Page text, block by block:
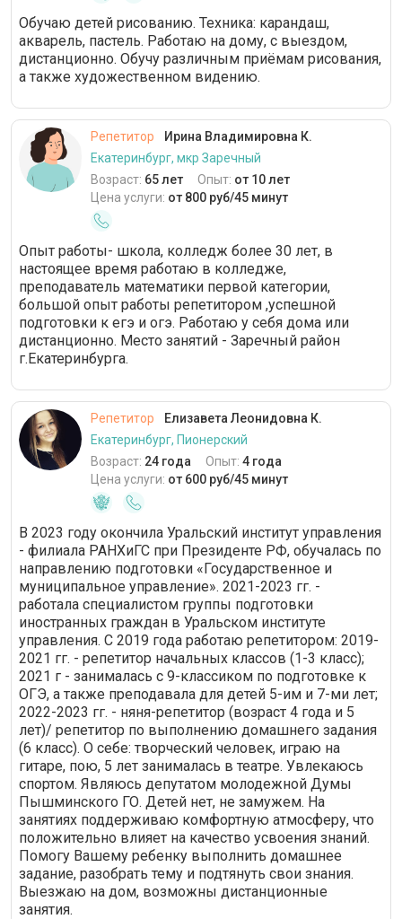
Обучаю детей рисованию. Техника: карандаш,
акварель, пастель. Работаю на дому, с выездом,
дистанционно. Обучу различным приёмам рисования,
а также художественном видению.
Репетитор
Ирина Владимировна К.
Екатеринбург, мкр Заречный
Возраст: 65 лет Опыт: от 10 лет
Цена услуги: от 800 руб/45 минут
Опыт работы- школа, колледж более 30 лет, в
настоящее время работаю в колледже,
преподаватель математики первой категории,
большой опыт работы репетитором ,успешной
подготовки к егэ и огэ. Работаю у себя дома или
дистанционно. Место занятий - Заречный район
г.Екатеринбурга.
Репетитор
Елизавета Леонидовна К.
Екатеринбург, Пионерский
Возраст: 24 года Опыт: 4 года
Цена услуги: от 600 руб/45 минут
В 2023 году окончила Уральский институт управления
- филиала РАНХиГС при Президенте РФ, обучалась по
направлению подготовки «Государственное и
муниципальное управление». 2021-2023 гг. -
работала специалистом группы подготовки
иностранных граждан в Уральском институте
управления. С 2019 года работаю репетитором: 2019-
2021 гг. - репетитор начальных классов (1-3 класс);
2021 г - занималась с 9-классиком по подготовке к
ОГЭ, а также преподавала для детей 5-им и 7-ми лет;
2022-2023 гг. - няня-репетитор (возраст 4 года и 5
лет)/ репетитор по выполнению домашнего задания
(6 класс). О себе: творческий человек, играю на
гитаре, пою, 5 лет занималась в театре. Увлекаюсь
спортом. Являюсь депутатом молодежной Думы
Пышминского ГО. Детей нет, не замужем. На
занятиях поддерживаю комфортную атмосферу, что
положительно влияет на качество усвоения знаний.
Помогу Вашему ребенку выполнить домашнее
задание, разобрать тему и подтянуть свои знания.
Выезжаю на дом, возможны дистанционные
занятия.